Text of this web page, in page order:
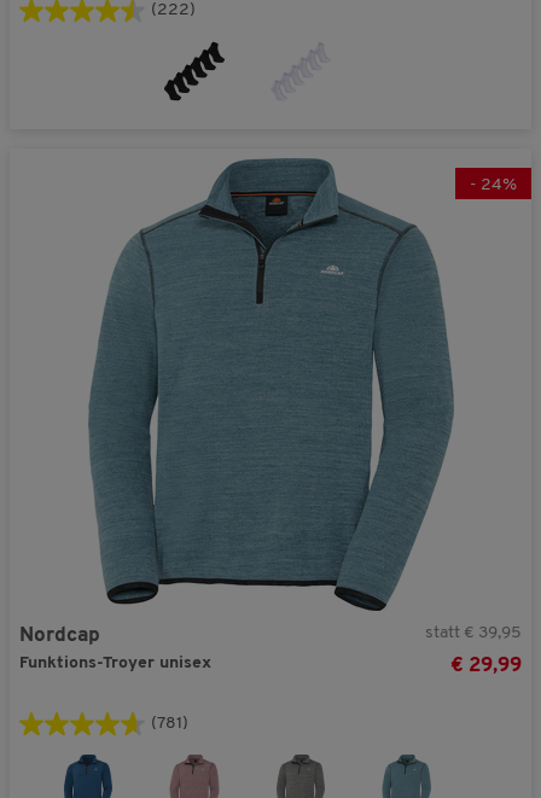
(222)
- 24%
Nordcap
Funktions-Troyer unisex
statt € 39,95
€ 29,99
(781)